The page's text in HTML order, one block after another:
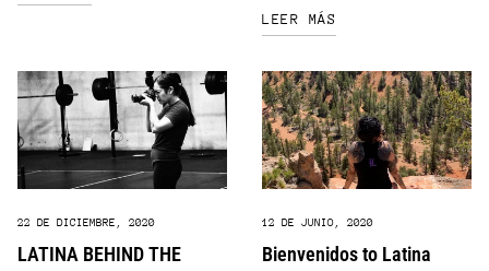
LEER MÁS
22 DE DICIEMBRE, 2020
LATINA BEHIND THE
12 DE JUNIO, 2020
Bienvenidos to Latina